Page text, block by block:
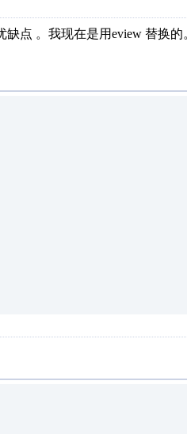
缺点 。我现在是用eview 替换